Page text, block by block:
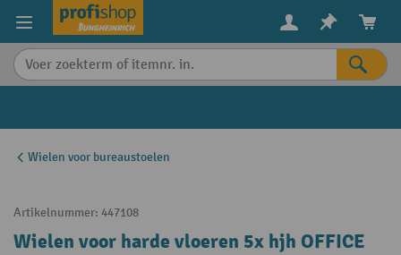
content
Wielen voor bureaustoelen
Artikelnummer: 447108
Wielen voor harde vloeren 5x hjh OFFICE